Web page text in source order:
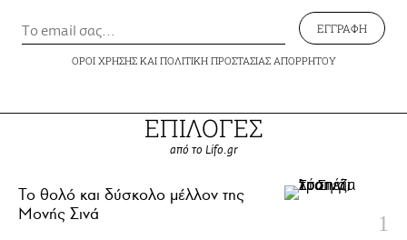
ΕΓΓΡΑΦΗ
ΟΡΟΙ ΧΡΗΣΗΣΚΑΙ ΠΟΛΙΤΙΚΗ ΠΡΟΣΤΑΣΙΑΣ ΑΠΟΡΡΗΤΟΥ
ΕΠΙΛΟΓΕΣ
από το Lifo.gr
Το θολό και δύσκολο μέλλον της
Μονής Σινά